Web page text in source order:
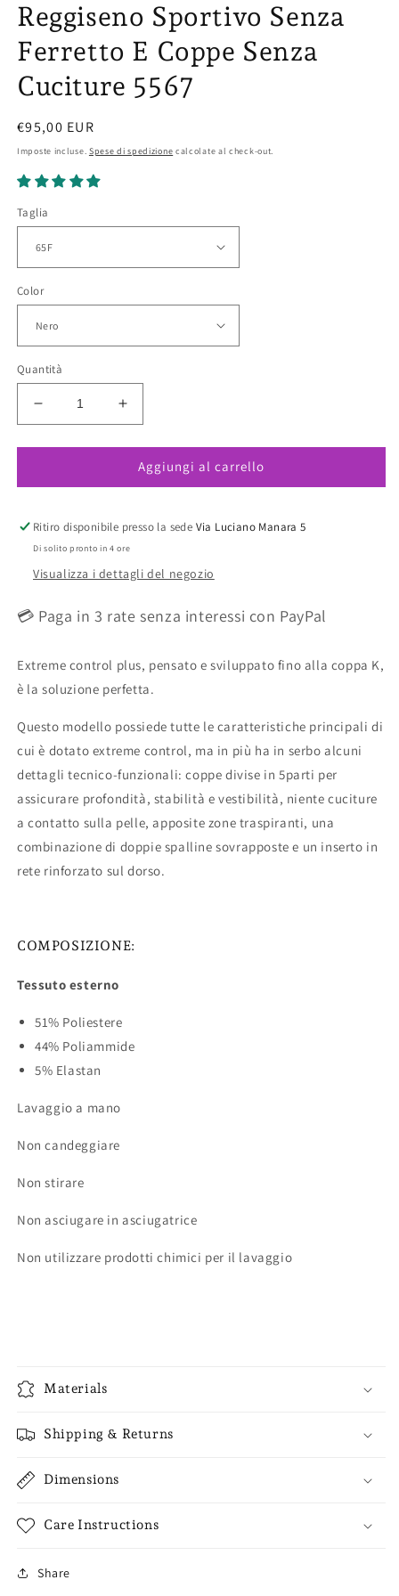
Reggiseno Sportivo Senza
Ferretto E Coppe Senza
Cuciture 5567
Prezzo
di
listino
€95,00 EUR
Imposte incluse. Spese di spedizione calcolate al check-out.
Taglia
Color
Quantità
Diminuisci
quantità
per
Control
Reggiseno
Sportivo
Ferretto
Coppe
5567
Aumenta
quantità
per
Extreme
Control
Reggiseno
Ferretto
Coppe
5567
Aggiungi al carrello
Ritiro disponibile presso la sede Via Luciano Manara 5
Di solito pronto in 4 ore
Visualizza i dettagli del negozio
💳 Paga in 3 rate senza interessi con PayPal
Extreme control plus, pensato e sviluppato fino alla coppa K,
è la soluzione perfetta.
Questo modello possiede tutte le caratteristiche principali di
cui è dotato extreme control, ma in più ha in serbo alcuni
dettagli tecnico-funzionali: coppe divise in 5parti per
assicurare profondità, stabilità e vestibilità, niente cuciture
a contatto sulla pelle, apposite zone traspiranti, una
combinazione di doppie spalline sovrapposte e un inserto in
rete rinforzato sul dorso.
COMPOSIZIONE:
Tessuto esterno
51% Poliestere
44% Poliammide
5% Elastan
Lavaggio a mano
Non candeggiare
Non stirare
Non asciugare in asciugatrice
Non utilizzare prodotti chimici per il lavaggio
Materials
Shipping & Returns
Dimensions
Care Instructions
Share